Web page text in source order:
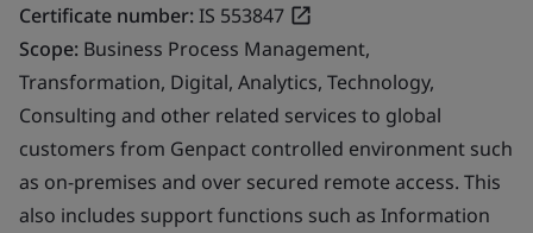
Certificate number:IS 553847
Scope: Business Process Management,
Transformation, Digital, Analytics, Technology,
Consulting and other related services to global
customers from Genpact controlled environment such
as on-premises and over secured remote access. This
also includes support functions such as Information